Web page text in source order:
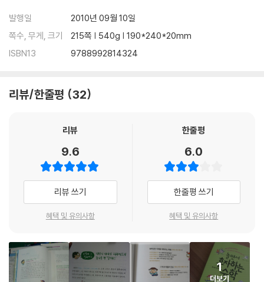
수학아, 놀자! 확대하고 축소한 도형은 모두 닮은 도형
이런 문제 헷갈려요!
수학과 친해지기 1 피타고라스의 정리 이해하기
수학과 친해지기 3 보도블럭을 보고 힌트를 얻은 피타고라스
수학아, 놀자! 피타고라스는 직각삼각형으로 말한다
이런 문제 헷갈려요!
삼각형을 분석하는 비법, 삼각비 (중학교 3학년 -삼각비)
수학과 친해지기 1 삼각법의 역사
수학과 친해지기 2 삼각함수는 주기함수
수학과 친해지기 3 사인(sin), 코사인(cos), 탄젠트(tan)
이런 문제 헷갈려요!
발행일
2010년 09월 10일
쪽수, 무게, 크기
215쪽 | 540g | 190*240*20mm
ISBN13
9788992814324
리뷰/한줄평 32
리뷰
9.6
리뷰 쓰기
혜택 및 유의사항
한줄평
6.0
한줄평 쓰기
혜택 및 유의사항
1
더보기